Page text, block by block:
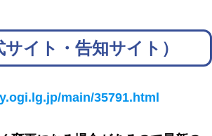
サイト・告知サイト）
main/35791.html